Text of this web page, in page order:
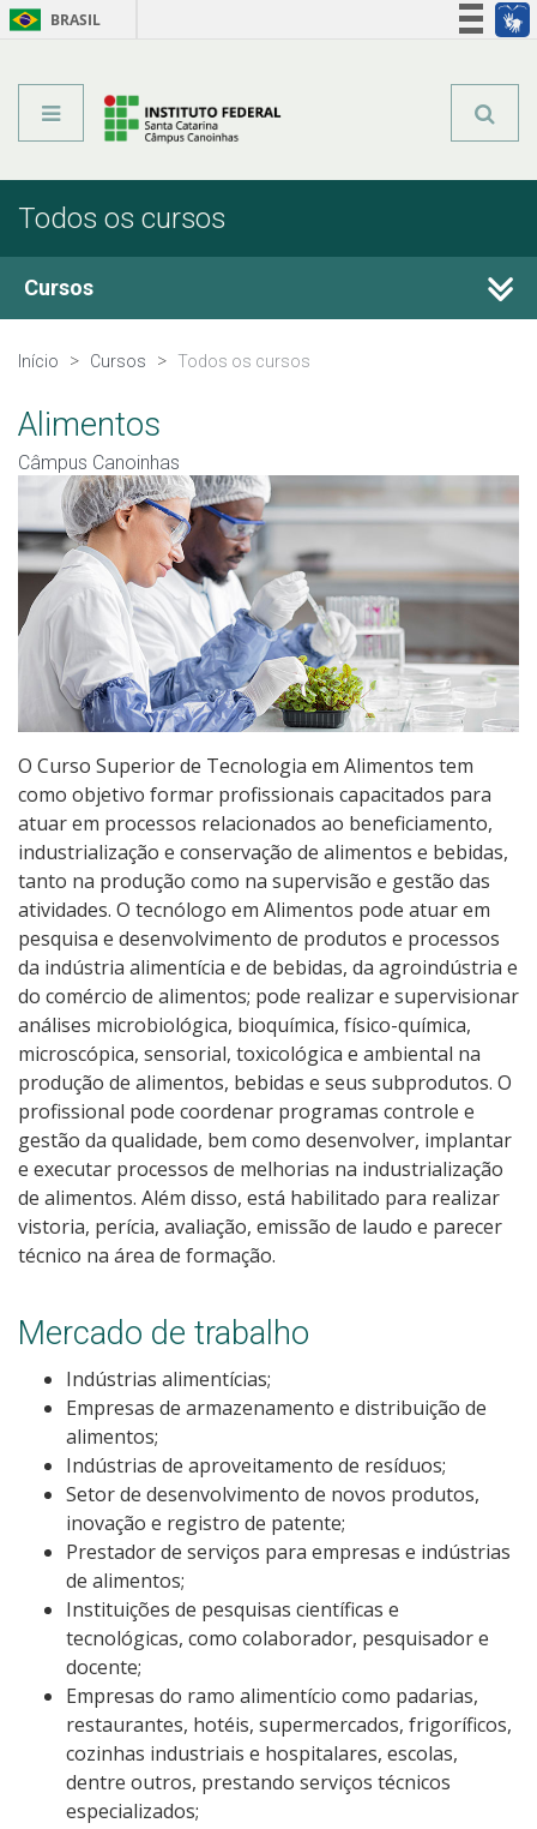
BRASIL
Todos os cursos
Cursos
Técnicos Integrados
Técnicos Concomitantes
Qualificação Profissional e Idiomas
Educação de Jovens e Adultos
Graduação
Especialização
Educação a Distância
Todos os cursos
Processo de Inscrição
Resultados
Resultados Vagas Remanescentes
Como posso estudar no IFSC?
Calendário de inscrições
Processos Seletivos
Orientações para Matrícula
Transferências e Retornos
Provas e Gabaritos
Estatísticas dos Processos Seletivos
Cadastro de interesse
Início Cursos Todos os cursos
Alimentos
Câmpus Canoinhas
O Curso Superior de Tecnologia em Alimentos tem
como objetivo formar profissionais capacitados para
atuar em processos relacionados ao beneficiamento,
industrialização e conservação de alimentos e bebidas,
tanto na produção como na supervisão e gestão das
atividades. O tecnólogo em Alimentos pode atuar em
pesquisa e desenvolvimento de produtos e processos
da indústria alimentícia e de bebidas, da agroindústria e
do comércio de alimentos; pode realizar e supervisionar
análises microbiológica, bioquímica, físico-química,
microscópica, sensorial, toxicológica e ambiental na
produção de alimentos, bebidas e seus subprodutos. O
profissional pode coordenar programas controle e
gestão da qualidade, bem como desenvolver, implantar
e executar processos de melhorias na industrialização
de alimentos. Além disso, está habilitado para realizar
vistoria, perícia, avaliação, emissão de laudo e parecer
técnico na área de formação.
Mercado de trabalho
Indústrias alimentícias;
Empresas de armazenamento e distribuição de
alimentos;
Indústrias de aproveitamento de resíduos;
Setor de desenvolvimento de novos produtos,
inovação e registro de patente;
Prestador de serviços para empresas e indústrias
de alimentos;
Instituições de pesquisas científicas e
tecnológicas, como colaborador, pesquisador e
docente;
Empresas do ramo alimentício como padarias,
restaurantes, hotéis, supermercados, frigoríficos,
cozinhas industriais e hospitalares, escolas,
dentre outros, prestando serviços técnicos
especializados;